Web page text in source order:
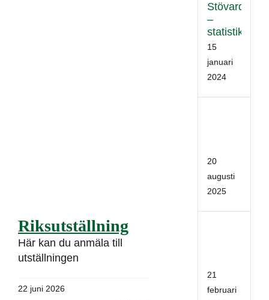
Riksutställning
Här kan du anmäla till
utställningen
22 juni 2026
Stövardata
–
statistik
15
januari
2024
20
augusti
2025
21
februari